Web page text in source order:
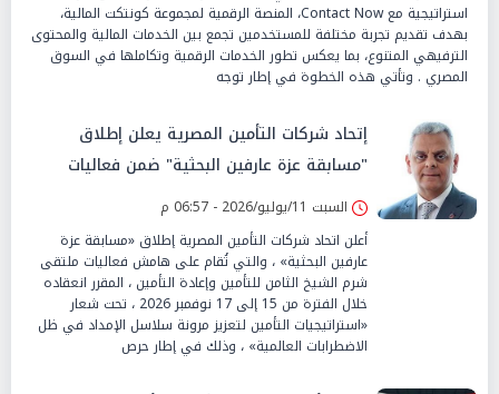
استراتيجية مع Contact Now، المنصة الرقمية لمجموعة كونتكت المالية،
بهدف تقديم تجربة مختلفة للمستخدمين تجمع بين الخدمات المالية والمحتوى
الترفيهي المتنوع، بما يعكس تطور الخدمات الرقمية وتكاملها في السوق
المصري . وتأتي هذه الخطوة في إطار توجه
إتحاد شركات التأمين المصرية يعلن إطلاق
"مسابقة عزة عارفين البحثية" ضمن فعاليات
ملتقى شرم الشيخ الثامن 2026
السبت 11/يوليو/2026 - 06:57 م
أعلن اتحاد شركات التأمين المصرية إطلاق «مسابقة عزة
عارفين البحثية» ، والتي تُقام على هامش فعاليات ملتقى
شرم الشيخ الثامن للتأمين وإعادة التأمين ، المقرر انعقاده
خلال الفترة من 15 إلى 17 نوفمبر 2026 ، تحت شعار
«استراتيجيات التأمين لتعزيز مرونة سلاسل الإمداد في ظل
الاضطرابات العالمية» ، وذلك في إطار حرص